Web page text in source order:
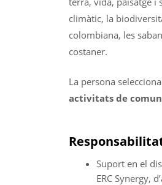
climàtic, la
colombiana, les
costaner.
La persona
activitats de
Suport en el
ERC Synergy,